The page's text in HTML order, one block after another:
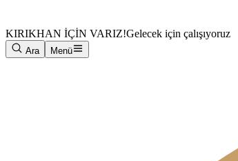
KIRIKHAN İÇİN VARIZ!Gelecek için çalışıyoruz
Ara Menü